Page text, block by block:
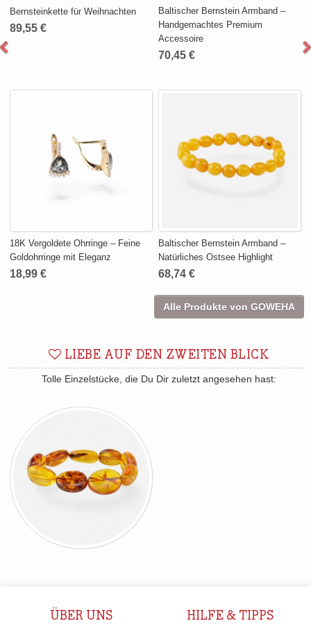
Bernsteinkette für Weihnachten
89,55 €
Baltischer Bernstein Armband –
Handgemachtes Premium
Accessoire
70,45 €
18K Vergoldete Ohrringe – Feine
Goldohrringe mit Eleganz
18,99 €
Baltischer Bernstein Armband –
Natürliches Ostsee Highlight
68,74 €
Alle Produkte von GOWEHA
LIEBE AUF DEN ZWEITEN BLICK
Tolle Einzelstücke, die Du Dir zuletzt angesehen hast:
ÜBER UNS HILFE & TIPPS